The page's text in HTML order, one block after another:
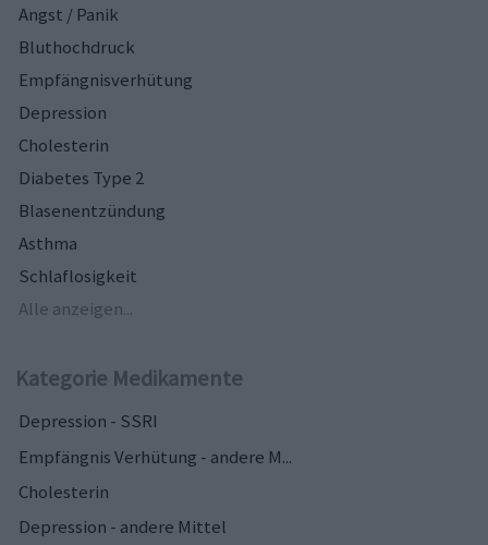
Angst / Panik
Bluthochdruck
Empfängnisverhütung
Depression
Cholesterin
Diabetes Type 2
Blasenentzündung
Asthma
Schlaflosigkeit
Alle anzeigen...
Kategorie Medikamente
Depression - SSRI
Empfängnis Verhütung - andere M...
Cholesterin
Depression - andere Mittel